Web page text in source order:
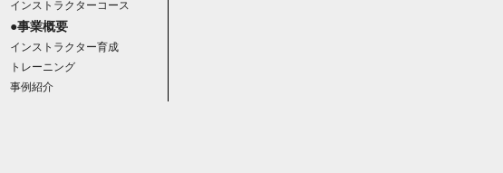
インストラクターコース
●事業概要
インストラクター育成
トレーニング
事例紹介